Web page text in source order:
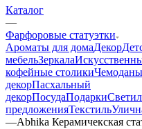
Каталог
—
Фарфоровые статуэтки
Ароматы для домаДекор
мебельЗеркала
кофейные столики
декорПасхальный
декорПосудаПодарки
предложенияТекстиль
—Abhika Керамичекская